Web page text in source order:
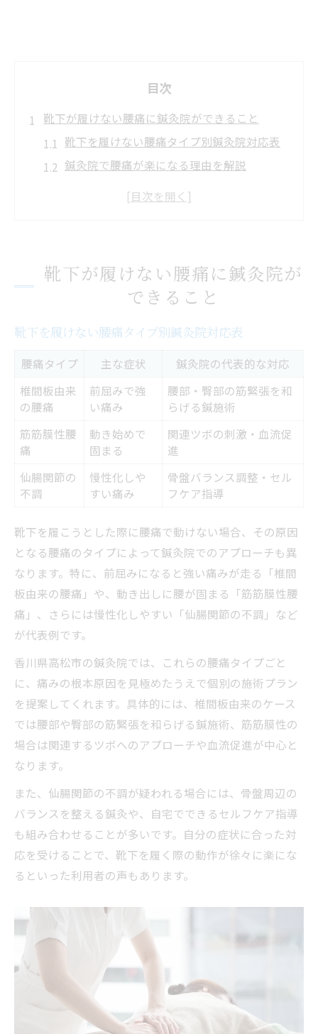
目次
靴下が履けない腰痛に鍼灸院ができること
靴下を履けない腰痛タイプ別鍼灸院対応表
鍼灸院で腰痛が楽になる理由を解説
日常動作の負担を減らす鍼灸院の工夫
高松市鍼灸院の特徴比較早見表
女性目線で選ぶ鍼灸院の注目ポイント
口コミや実績から見る鍼灸院の選び方
保険適用が可能な鍼灸院の見極め方
慢性腰痛と靴下動作の悩みを和らげる秘訣
法
鍼灸院で受ける腰痛緩和サポートとは
腰痛を悪化させない日常動作の工夫
鍼灸の東洋医学で腰痛改善を目指す理由
東洋医学的アプローチ鍼灸院での実例集
腰痛改善を支える鍼灸院の東洋医学理論
なぜ鍼灸院は腰痛に効果的なのか
鍼灸院で期待できる根本改善プロセス
女性の腰痛ケアに鍼灸院が選ばれる背景
女性の腰痛悩みに強い鍼灸院の特徴比較
産後や妊娠中でも安心の鍼灸院の魅力
女性専用鍼灸院が支持される理由
美容や骨盤矯正もできる鍼灸院の強み
日常が変わる鍼灸院での腰痛根本アプローチ
腰痛改善までの鍼灸院施術ステップ一覧
再発防止を目指す鍼灸院のサポート内容
靴下が自信を持って履ける体づくり
鍼灸院で変わる生活習慣のポイント
靴下が履けない腰痛に鍼灸院が
できること
靴下を履けない腰痛タイプ別鍼灸院対応表
腰痛タイプ 主な症状
鍼灸院の代表的な対応
椎間板由来
の腰痛
前屈みで強
い痛み
腰部・臀部の筋緊張を和
らげる鍼施術
筋筋膜性腰
痛
動き始めで
固まる
関連ツボの刺激・血流促
進
仙腸関節の
不調
慢性化しや
すい痛み
骨盤バランス調整・セル
フケア指導
靴下を履こうとした際に腰痛で動けない場合、その原因
となる腰痛のタイプによって鍼灸院でのアプローチも異
なります。特に、前屈みになると強い痛みが走る「椎間
板由来の腰痛」や、動き出しに腰が固まる「筋筋膜性腰
痛」、さらには慢性化しやすい「仙腸関節の不調」など
が代表例です。
香川県高松市の鍼灸院では、これらの腰痛タイプごと
に、痛みの根本原因を見極めたうえで個別の施術プラン
を提案してくれます。具体的には、椎間板由来のケース
では腰部や臀部の筋緊張を和らげる鍼施術、筋筋膜性の
場合は関連するツボへのアプローチや血流促進が中心と
なります。
また、仙腸関節の不調が疑われる場合には、骨盤周辺の
バランスを整える鍼灸や、自宅でできるセルフケア指導
も組み合わせることが多いです。自分の症状に合った対
応を受けることで、靴下を履く際の動作が徐々に楽にな
るといった利用者の声もあります。